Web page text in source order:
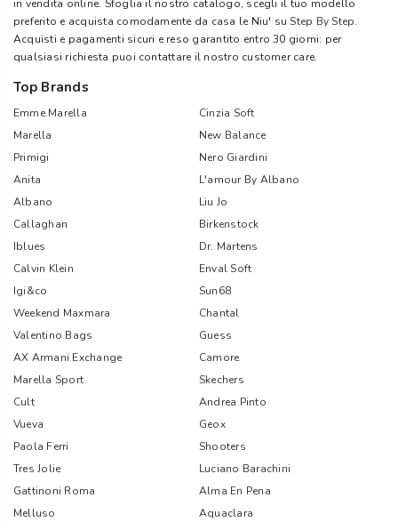
in vendita online. Sfoglia il nostro catalogo, scegli il tuo modello
preferito e acquista comodamente da casa le Niu' suStep By Step.
Acquisti e pagamenti sicuri e reso garantito entro 30 giorni: per
qualsiasi richiesta puoi contattare il nostro customer care.
Top Brands
Emme Marella
Cinzia Soft
Marella
New Balance
Primigi
Nero Giardini
Anita
L'amour By Albano
Albano
Liu Jo
Callaghan
Birkenstock
Iblues
Dr. Martens
Calvin Klein
Enval Soft
Igi&co
Sun68
Weekend Maxmara
Chantal
Valentino Bags
Guess
AX Armani Exchange
Camore
Marella Sport
Skechers
Cult
Andrea Pinto
Vueva
Geox
Paola Ferri
Shooters
Tres Jolie
Luciano Barachini
Gattinoni Roma
Alma En Pena
Melluso
Aquaclara